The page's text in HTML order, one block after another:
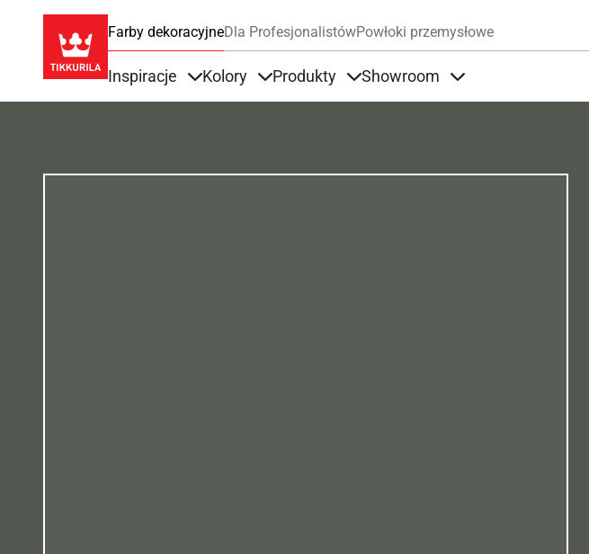
Farby dekoracyjneDla ProfesjonalistówPowłoki przemysłowe
Inspiracje Kolory Produkty Showroom